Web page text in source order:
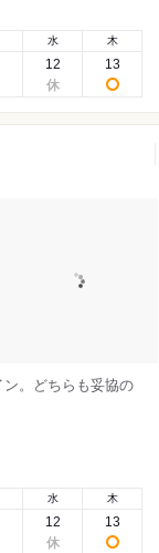
水
12
木
13
ン。どちらも妥協の
水
12
木
13